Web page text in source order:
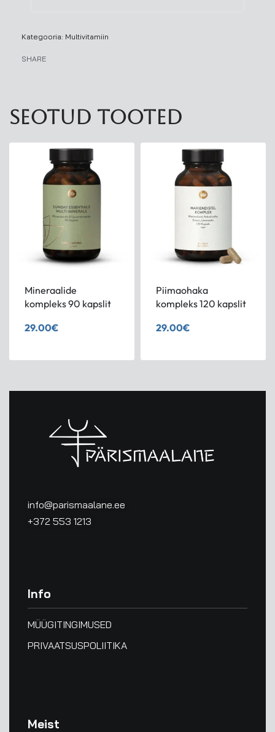
Kategooria: Multivitamiin
SHARE
Seotud tooted
Mineraalide
kompleks 90 kapslit
29.00€
Piimaohaka
kompleks 120 kapslit
29.00€
info@parismaalane.ee
+372 553 1213
Info
MÜÜGITINGIMUSED
PRIVAATSUSPOLIITIKA
Meist